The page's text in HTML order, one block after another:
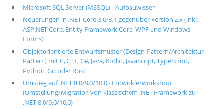
Microsoft SQL Server (MSSQL) - Aufbauwissen
Neuerungen in .NET Core 3.0/3.1 gegenüber Version 2.x (inkl.
ASP.NET Core, Entity Framework Core, WPF und Windows
Forms)
Objektorientierte Entwurfsmuster (Design-Pattern/Architektur-
Pattern) mit C, C++, C#, Java, Kotlin, JavaScript, TypeScript,
Python, Go oder Rust
Umstieg auf .NET 8.0/9.0/10.0 - Entwicklerworkshop
(Umstellung/Migration von klassischem .NET Framework zu
.NET 8.0/9.0/10.0)